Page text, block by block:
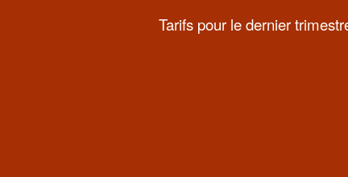
Tarifs pour le dernier